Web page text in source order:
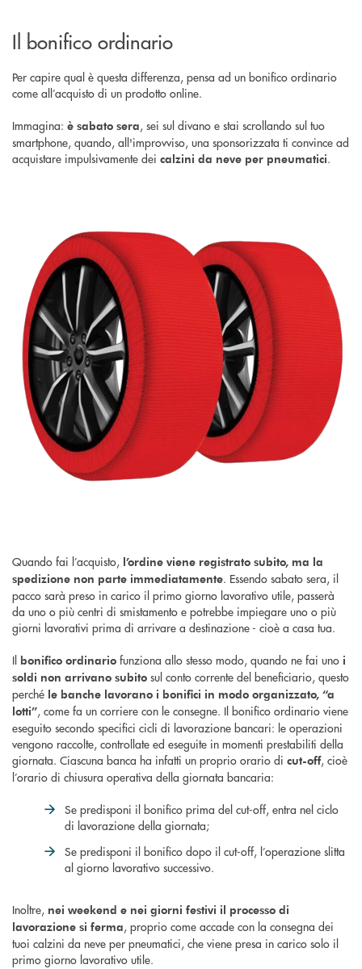
Il bonifico ordinario
Per capire qual è questa differenza, pensa ad un bonifico ordinario
come all’acquisto di un prodotto online.
Immagina: è sabato sera, sei sul divano e stai scrollando sul tuo
smartphone, quando, all'improvviso, una sponsorizzata ti convince ad
acquistare impulsivamente dei calzini da neve per pneumatici.
Quando fai l’acquisto, l’ordine viene registrato subito, ma la
spedizione non parte immediatamente. Essendo sabato sera, il
pacco sarà preso in carico il primo giorno lavorativo utile, passerà
da uno o più centri di smistamento e potrebbe impiegare uno o più
giorni lavorativi prima di arrivare a destinazione - cioè a casa tua.
Il bonifico ordinario funziona allo stesso modo, quando ne fai uno i
soldi non arrivano subito sul conto corrente del beneficiario, questo
perché le banche lavorano i bonifici in modo organizzato, “a
lotti”, come fa un corriere con le consegne. Il bonifico ordinario viene
eseguito secondo specifici cicli di lavorazione bancari: le operazioni
vengono raccolte, controllate ed eseguite in momenti prestabiliti della
giornata. Ciascuna banca ha infatti un proprio orario di cut-off, cioè
l’orario di chiusura operativa della giornata bancaria:
Se predisponi il bonifico prima del cut-off, entra nel ciclo
di lavorazione della giornata;
Se predisponi il bonifico dopo il cut-off, l’operazione slitta
al giorno lavorativo successivo.
Inoltre, nei weekend e nei giorni festivi il processo di
lavorazione si ferma, proprio come accade con la consegna dei
tuoi calzini da neve per pneumatici, che viene presa in carico solo il
primo giorno lavorativo utile.